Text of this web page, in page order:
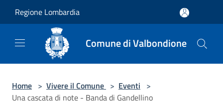
Regione Lombardia
Comune di Valbondione
Home > Vivere il Comune > Eventi >
Una cascata di note - Banda di Gandellino